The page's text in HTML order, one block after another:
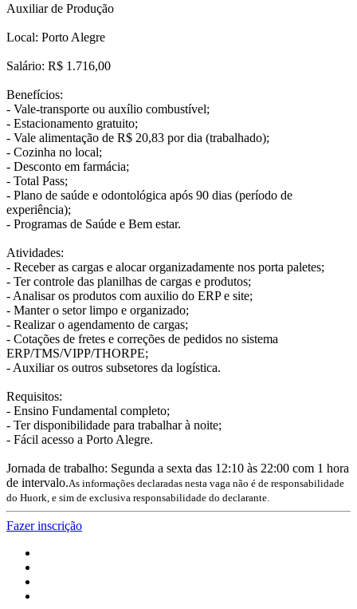
Auxiliar de Produção
Local: Porto Alegre
Salário: R$ 1.716,00
Benefícios:
- Vale-transporte ou auxílio combustível;
- Estacionamento gratuito;
- Vale alimentação de R$ 20,83 por dia (trabalhado);
- Cozinha no local;
- Desconto em farmácia;
- Total Pass;
- Plano de saúde e odontológica após 90 dias (período de
experiência);
- Programas de Saúde e Bem estar.
Atividades:
- Receber as cargas e alocar organizadamente nos porta paletes;
- Ter controle das planilhas de cargas e produtos;
- Analisar os produtos com auxilio do ERP e site;
- Manter o setor limpo e organizado;
- Realizar o agendamento de cargas;
- Cotações de fretes e correções de pedidos no sistema
ERP/TMS/VIPP/THORPE;
- Auxiliar os outros subsetores da logística.
Requisitos:
- Ensino Fundamental completo;
- Ter disponibilidade para trabalhar à noite;
- Fácil acesso a Porto Alegre.
Jornada de trabalho: Segunda a sexta das 12:10 às 22:00 com 1 hora
de intervalo.As informações declaradas nesta vaga não é de responsabilidade
do Huork, e sim de exclusiva responsabilidade do declarante.
Fazer inscrição